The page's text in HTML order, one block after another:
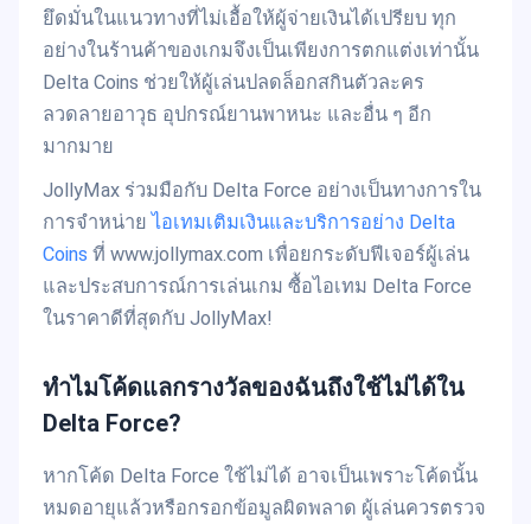
ยึดมั่นในแนวทางที่ไม่เอื้อให้ผู้จ่ายเงินได้เปรียบ ทุก
อย่างในร้านค้าของเกมจึงเป็นเพียงการตกแต่งเท่านั้น
Delta Coins ช่วยให้ผู้เล่นปลดล็อกสกินตัวละคร
ลวดลายอาวุธ อุปกรณ์ยานพาหนะ และอื่น ๆ อีก
มากมาย
JollyMax ร่วมมือกับ Delta Force อย่างเป็นทางการใน
การจำหน่าย ไอเทมเติมเงินและบริการอย่าง Delta
Coins ที่ www.jollymax.com เพื่อยกระดับฟีเจอร์ผู้เล่น
และประสบการณ์การเล่นเกม ซื้อไอเทม Delta Force
ในราคาดีที่สุดกับ JollyMax!
ทำไมโค้ดแลกรางวัลของฉันถึงใช้ไม่ได้ใน
Delta Force?
หากโค้ด Delta Force ใช้ไม่ได้ อาจเป็นเพราะโค้ดนั้น
หมดอายุแล้วหรือกรอกข้อมูลผิดพลาด ผู้เล่นควรตรวจ